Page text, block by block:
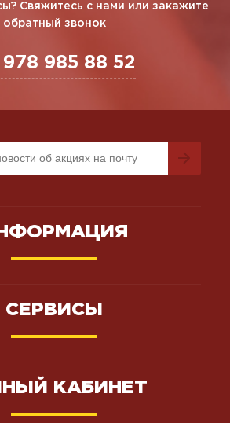
Свяжитесь с нами или закажите
обратный звонок
978 985 88 52
СЕРВИСЫ
КАБИНЕТ